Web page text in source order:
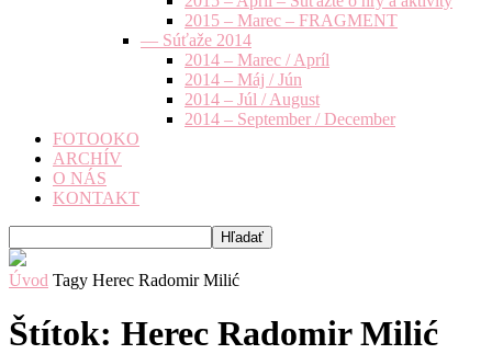
2015 – Marec – FRAGMENT
— Súťaže 2014
2014 – Marec / Apríl
2014 – Máj / Jún
2014 – Júl / August
2014 – September / December
FOTOOKO
ARCHÍV
O NÁS
KONTAKT
Úvod Tagy Herec Radomir Milić
Štítok: Herec Radomir Milić